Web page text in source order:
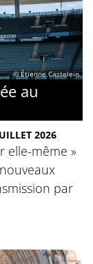
© Étienne Castelein
au
2026
elle-même »
par